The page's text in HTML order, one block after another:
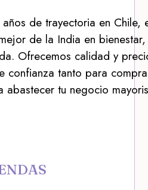
de trayectoria en Chile,
de la India en
Ofrecemos calidad y
confianza tanto para
abastecer tu negocio